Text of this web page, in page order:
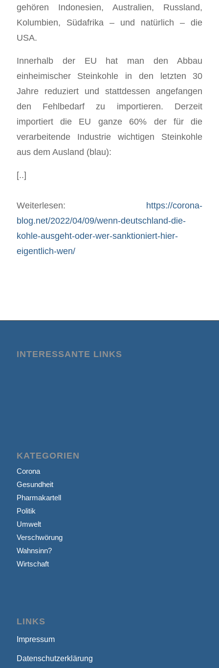
gehören Indonesien, Australien, Russland,
Kolumbien, Südafrika – und natürlich – die
USA.
Innerhalb der EU hat man den Abbau
einheimischer Steinkohle in den letzten 30
Jahre reduziert und stattdessen angefangen
den Fehlbedarf zu importieren. Derzeit
importiert die EU ganze 60% der für die
verarbeitende Industrie wichtigen Steinkohle
aus dem Ausland (blau):
[..]
Weiterlesen: https://corona-
blog.net/2022/04/09/wenn-deutschland-die-
kohle-ausgeht-oder-wer-sanktioniert-hier-
eigentlich-wen/
INTERESSANTE LINKS
KATEGORIEN
Corona
Gesundheit
Pharmakartell
Politik
Umwelt
Verschwörung
Wahnsinn?
Wirtschaft
LINKS
Impressum
Datenschutzerklärung